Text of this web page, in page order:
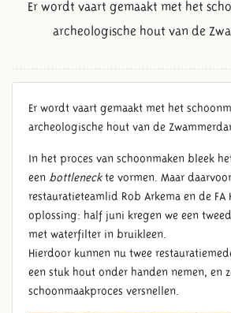
Er wordt vaart gemaakt met het
archeologische hout van de
Er wordt vaart gemaakt met het
archeologische hout van de
In het proces van schoonmaken bleek
een bottleneckte vormen. Maar
restauratieteamlid Rob Arkema en de FA
oplossing: half juni kregen we een
met waterfilter in bruikleen.
Hierdoor kunnen nu twee
een stuk hout onder handen nemen, en
schoonmaakproces versnellen.